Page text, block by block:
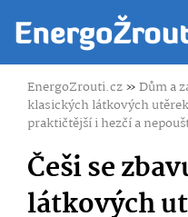
EnergoZrouti.cz»Dům a
klasických látkových
praktičtější i hezčí a
Češi se
látkových